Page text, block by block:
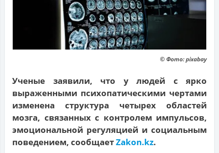
© Фото: pixabay
Ученые заявили, что у людей с ярко
выраженными психопатическими чертами
изменена структура четырех областей
мозга, связанных с контролем импульсов,
эмоциональной регуляцией и социальным
поведением, сообщаетZakon.kz.